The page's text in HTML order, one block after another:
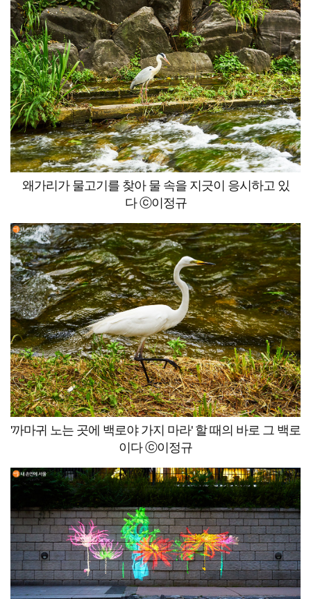
왜가리가 물고기를 찾아 물 속을 지긋이 응시하고 있
다 ⓒ이정규
'까마귀 노는 곳에 백로야 가지 마라' 할 때의 바로 그 백로
이다 ⓒ이정규